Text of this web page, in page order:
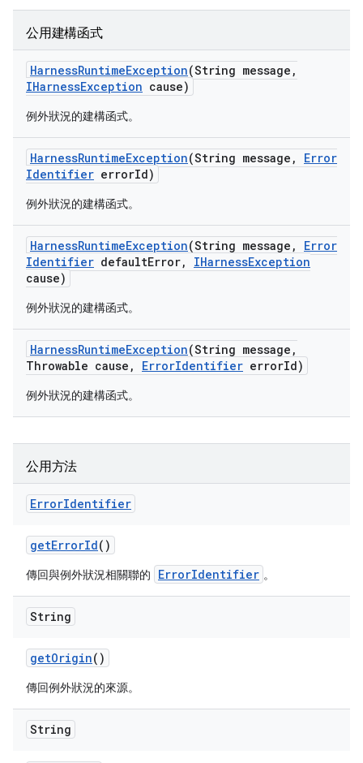
公用建構函式
HarnessRuntimeException(String message ,
IHarnessException cause)
例外狀況的建構函式。
HarnessRuntimeException(String message ,
Error
Identifier errorId)
例外狀況的建構函式。
HarnessRuntimeException(String message ,
Error
Identifier defaultError, IHarnessException
cause)
例外狀況的建構函式。
HarnessRuntimeException(String message ,
Throwable cause , ErrorIdentifier errorId)
例外狀況的建構函式。
公用方法
ErrorIdentifier
getErrorId()
傳回與例外狀況相關聯的 ErrorIdentifier 。
String
getOrigin()
傳回例外狀況的來源。
String